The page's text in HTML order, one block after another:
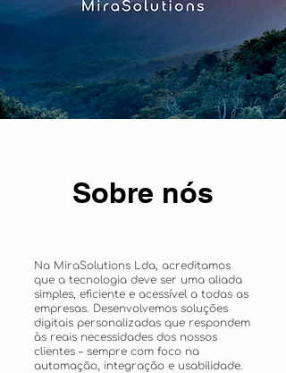
Sobre nós
Na MiraSolutions Lda, acreditamos
que a tecnologia deve ser uma aliada
simples, eficiente e acessível a todas as
empresas. Desenvolvemos soluções
digitais personalizadas que respondem
às reais necessidades dos nossos
clientes – sempre com foco na
automação, integração e usabilidade.